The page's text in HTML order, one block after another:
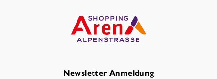
Newsletter Anmeldung